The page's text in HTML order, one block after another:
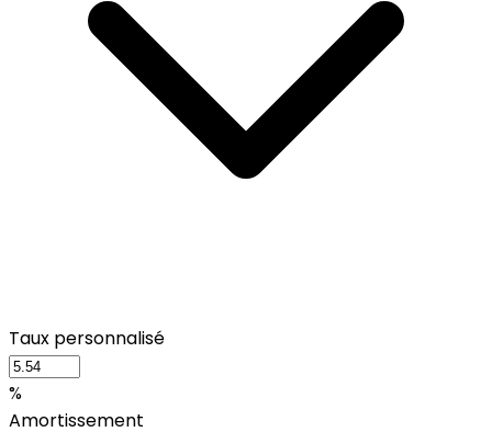
Taux personnalisé
%
Amortissement